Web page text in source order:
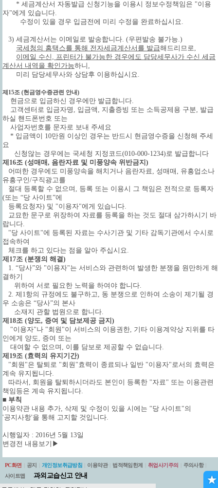
* 세금계산서 자동발급 신청기능을 이용시 정보수정책임은 "이용
자"에게 있습니다.
수정이 있을 경우 입금전에 미리 수정을 완료하십시요.
3) 세금계산서는 이메일로 발송합니다. (우편발송 불가능.)
국세청의 홈택스를 통해 전자세금계산서를 발급해드리므로,
이메일 수신, 프린터가 불가능한 경우에도 담당세무사가 수신 세금
계산서 내역을 확인가능하니,
미리 담당세무사와 상담후 이용하십시요.
제15조 (현금영수증관련 안내)
현금으로 입금하신 경우에만 발급합니다.
고객센터로 입금자명, 입금액, 지출증빙 또는 소득공제용 구분, 발급
하실 핸드폰번호 또는
사업자번호를 문자로 보내 주세요
* 입금액이 10만원 이상인 경우는 반드시 현금영수증을 신청해 주세
요
신청않는 경우에는 국세청 지정코드(010-000-1234)로 발급합니다
제16조 (성매매, 음란자료 및 미풍양속 위반금지)
어떠한 경우에도 미풍양속을 해치거나 음란자료, 성매매, 유흥업소나
유흥구인/구직광고를
절대 등록할 수 없으며, 등록 또는 이용시 그 책임은 전적으로 등록자
(또는 “당 사이트”에
등록요청자) 및 "이용자"에게 있습니다.
교묘한 문구로 위장하여 자료를 등록을 하는 것도 절대 삼가하시기 바
랍니다.
"당 사이트"에 등록된 자료는 수사기관 및 기타 감독기관에서 수시로
접속하여
체크를 하고 있다는 점을 알아 주십시요.
제17조 (분쟁의 해결)
1. “당사”와 "이용자"는 서비스와 관련하여 발생한 분쟁을 원만하게 해
결하기
위하여 서로 필요한 노력을 하여야 합니다.
2. 제1항의 규정에도 불구하고, 동 분쟁으로 인하여 소송이 제기될 경
우 소송은 “당사”의 본사
소재지 관할 법원으로 합니다.
제18조 (양도, 증여 및 담보제공 금지)
"이용자"나 "회원"이 서비스의 이용권한, 기타 이용계약상 지위를 타
인에게 양도, 증여 또는
대여할 수 없으며, 이를 담보로 제공할 수 없습니다.
제19조 (효력의 유지기간)
"회원"은 탈퇴로 "회원"효력이 종료되나 일반 "이용자"로서의 효력은
계속 유지됩니다.
따라서, 회원을 탈퇴하시더라도 본인이 등록한 "자료" 또는 이용관련
책임등은 계속 유지됩니다.
■ 부칙
이용약관 내용 추가, 삭제 및 수정이 있을 시에는 "당 사이트"의
'공지사항'을 통해 고지할 것입니다.
시행일자 : 2016년 5월 13일
변경전 내용보기▶
PC화면 공지 개인정보취급방침 이용약관 법적책임한계 취업사기주의 주의사항
사이트맵
과외교습신고 안내